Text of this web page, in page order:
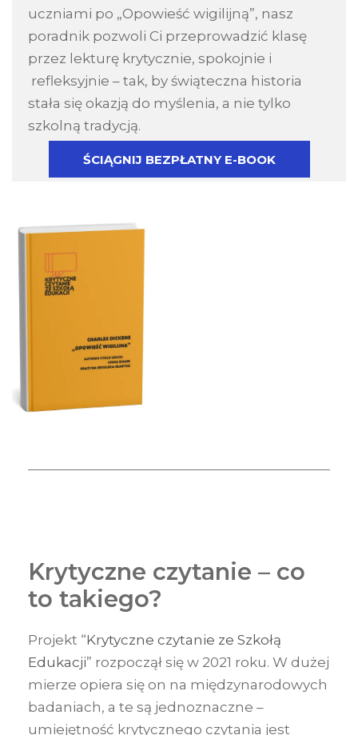
uczniami po „Opowieść wigilijną”, nasz
poradnik pozwoli Ci przeprowadzić klasę
przez lekturę krytycznie, spokojnie i
refleksyjnie – tak, by świąteczna historia
stała się okazją do myślenia, a nie tylko
szkolną tradycją.
ŚCIĄGNIJ BEZPŁATNY E-BOOK
Krytyczne czytanie – co
to takiego?
Projekt “Krytyczne czytanie ze Szkołą
Edukacji” rozpoczął się w 2021 roku. W dużej
mierze opiera się on na międzynarodowych
badaniach, a te są jednoznaczne –
umiejętność krytycznego czytania jest